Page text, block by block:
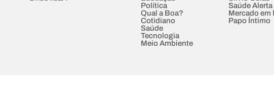
Política
Qual a Boa?
Cotidiano
Saúde
Tecnologia
Meio Ambiente
Saúde Alerta
Mercado em
Papo Íntimo